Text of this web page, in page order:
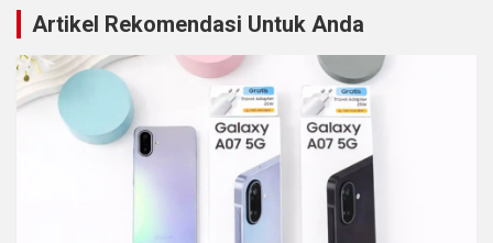
Artikel Rekomendasi Untuk Anda